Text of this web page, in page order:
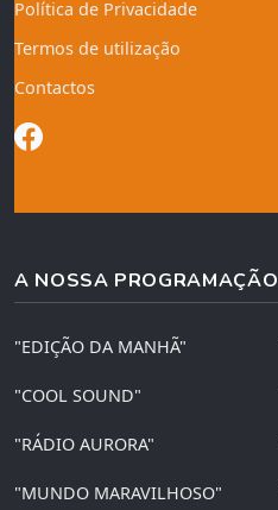
Política de Privacidade
Termos de utilização
Contactos
A NOSSA PROGRAMAÇÃO
"EDIÇÃO DA MANHÃ"
"COOL SOUND"
"RÁDIO AURORA"
"MUNDO MARAVILHOSO"